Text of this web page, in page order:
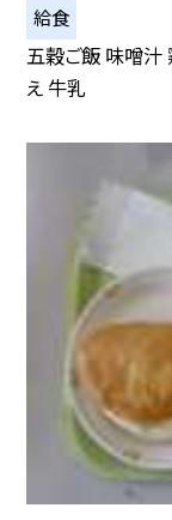
給食
五穀ご飯 味噌汁
え 牛乳